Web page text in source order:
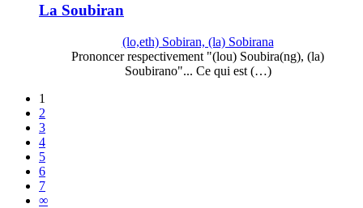
La Soubiran
(lo,eth) Sobiran, (la) Sobirana
Prononcer respectivement "(lou) Soubira(ng), (la)
Soubirano"... Ce qui est (…)
1
2
3
4
5
6
7
∞